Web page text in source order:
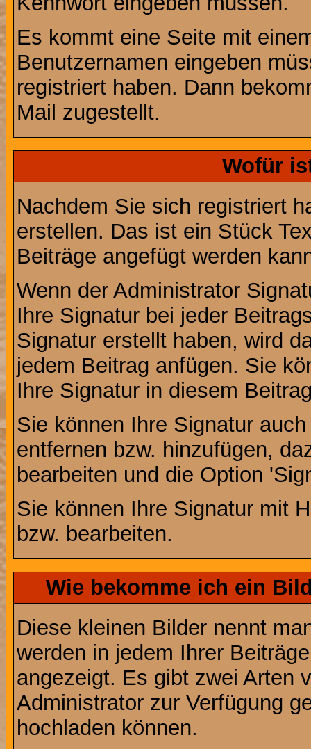
Es kommt eine Seite mit
Benutzernamen eingeben
registriert haben. Dann
Mail zugestellt.
Wofür
Nachdem Sie sich registriert
erstellen. Das ist ein Stück
Beiträge angefügt werden
Wenn der Administrator
Ihre Signatur bei jeder
Signatur erstellt haben, wird
jedem Beitrag anfügen. Sie
Ihre Signatur in diesem
Sie können Ihre Signatur
entfernen bzw. hinzufügen,
bearbeiten und die Option
Sie können Ihre Signatur mit
bzw. bearbeiten.
Wie bekomme ich ein
Diese kleinen Bilder nennt
werden in jedem Ihrer
angezeigt. Es gibt zwei Arten
Administrator zur Verfügung
hochladen können.